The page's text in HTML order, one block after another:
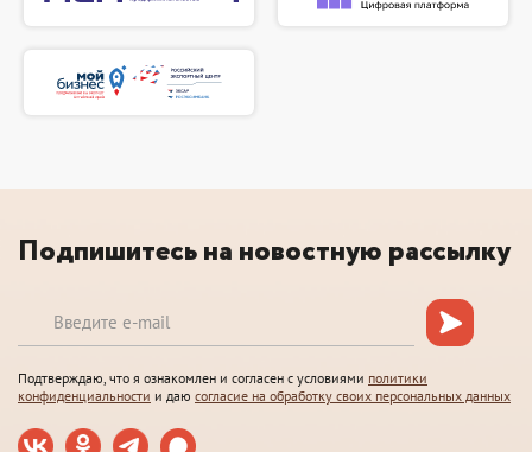
Подпишитесь на новостную рассылку
Подтверждаю, что я ознакомлен и согласен с условиями политики
конфиденциальности и даю согласие на обработку своих персональных данных